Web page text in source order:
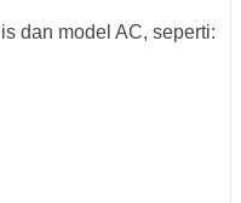
dan model AC, seperti: